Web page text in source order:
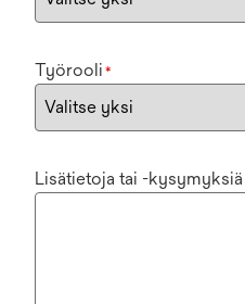
Työrooli *
Lisätietoja tai -kysymyksiä